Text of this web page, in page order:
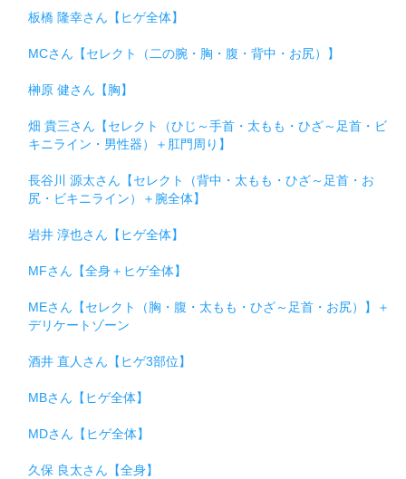
板橋 隆幸さん【ヒゲ全体】
MCさん【セレクト（二の腕・胸・腹・背中・お尻）】
榊原 健さん【胸】
畑 貴三さん【セレクト（ひじ～手首・太もも・ひざ～足首・ビ
キニライン・男性器）＋肛門周り】
長谷川 源太さん【セレクト（背中・太もも・ひざ～足首・お
尻・ビキニライン）＋腕全体】
岩井 淳也さん【ヒゲ全体】
MFさん【全身＋ヒゲ全体】
MEさん【セレクト（胸・腹・太もも・ひざ～足首・お尻）】＋
デリケートゾーン
酒井 直人さん【ヒゲ3部位】
MBさん【ヒゲ全体】
MDさん【ヒゲ全体】
久保 良太さん【全身】